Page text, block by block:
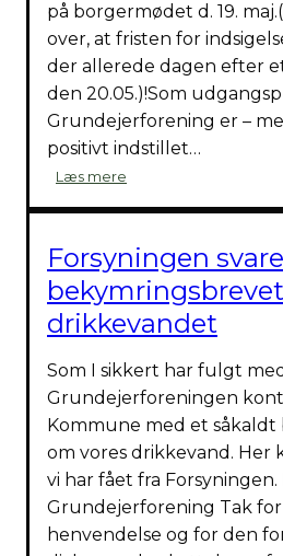
på bor­ger­mø­det d. 19.
over, at fri­sten for
der alle­re­de dagen efter
den 20.05.)!Som
Grun­de­jer­for­e­ning er –
posi­tivt indstil­let…
Læs mere
par­
rings­
plads
Forsyningen
drikkevandet
Som I sik­kert har fulgt
Grun­de­jer­for­e­nin­gen
Kom­mu­ne med et
om vores drik­ke­vand. Her
vi har fået fra For­sy­nin­gen.
Grun­de­jer­for­e­ning Tak
hen­ven­del­se og for den